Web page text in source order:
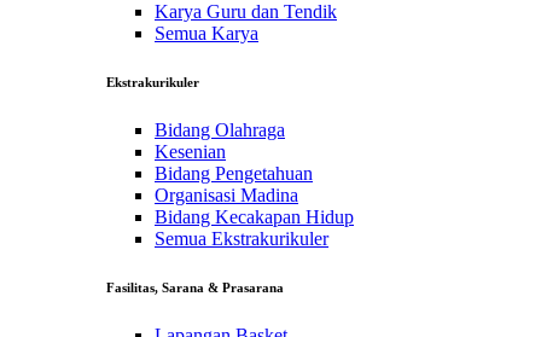
Karya Guru dan Tendik
Semua Karya
Ekstrakurikuler
Bidang Olahraga
Kesenian
Bidang Pengetahuan
Organisasi Madina
Bidang Kecakapan Hidup
Semua Ekstrakurikuler
Fasilitas, Sarana & Prasarana